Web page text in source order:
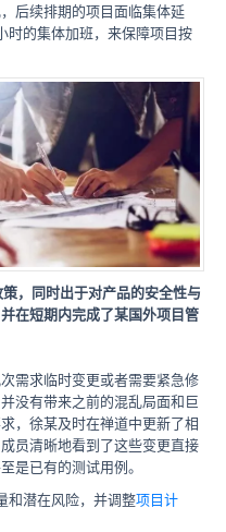
后续排期的项目面临集体延
时的集体加班，来保障项目按
，同时出于对产品的安全性与
在短期内完成了某国外项目管
需求临时变更或者需要紧急修
没有带来之前的混乱局面和巨
，徐某及时在禅道中更新了相
员清晰地看到了这些变更直接
是已有的测试用例。
和潜在风险，并调整项目计